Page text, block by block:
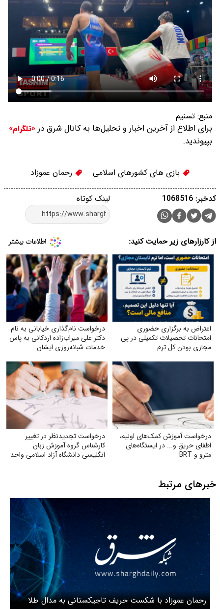
منبع: تسنیم
برای اطلاع از آخرین اخبار و تحلیل‌ها به کانال شرق در «تلگرام»
بپیوندید.
بازی های کشورهای اسلامی رحمان عموزاد
لینک کوتاه کدخبر: 1068516
از کارزارهای زیر حمایت کنید:
اعتراض به برگزاری حضوری
امتحانات تحصیلات تکمیلی در پی
مجازی بودن کل ترم
درخواست نام‌گذاری خیابانی به نام
دکتر علی میراب‌زاده اردکانی به پاس
خدمات شبانه‌روزی ایشان
درخواست آموزش کمک‌های اولیه،
اطفای حریق و... در ایستگاه‌های
مترو و BRT
درخواست تجدیدنظر در تغییر
کارشناس گروه آموزش زبان
انگلیسی دانشگاه آزاد اسلامی واحد
خبرهای مرتبط
رحمان عموزاد با شکست حریف تاجیکستانی به مدال طلا